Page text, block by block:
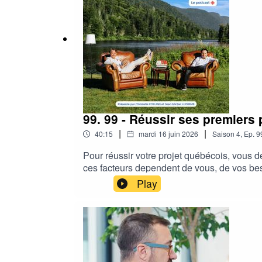
99. 99 - Réussir ses premiers
40:15 | mardi 16 juin 2026 | Saison 4, Ep.
Pour réussir votre projet québécois, vous
ces facteurs dependent de vous, de vos
transport...Pour trouver le chez vous où
besoin dans un contexte québécois•
visio !!)Bref, pour y arriver, il vous faut...
Play